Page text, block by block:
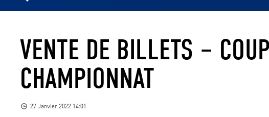
VENTE DE BILLETS –
CHAMPIONNAT
27 Janvier 2022 14:01